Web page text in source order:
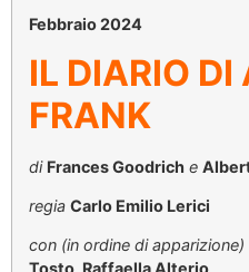
Febbraio 2024
IL DIARIO DI
FRANK
di Frances Goodrich e
regia Carlo Emilio Lerici
con (in ordine di apparizione)